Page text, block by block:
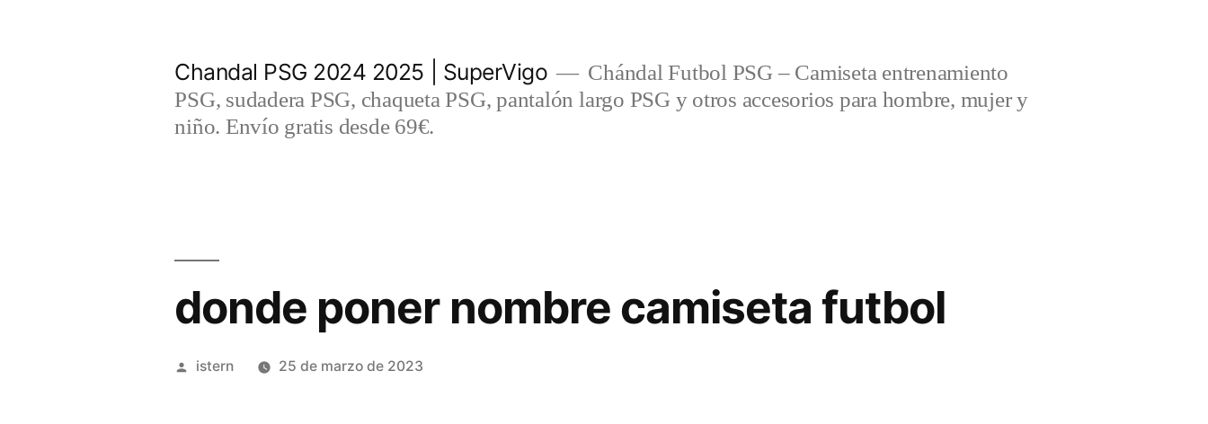
Chandal PSG 2024 2025 | SuperVigo
Chándal Futbol PSG – Camiseta entrenamiento
PSG, sudadera PSG, chaqueta PSG, pantalón largo PSG y otros accesorios para hombre, mujer y
niño. Envío gratis desde 69€.
donde poner nombre camiseta futbol
Publicado
istern 25 de marzo de 2023